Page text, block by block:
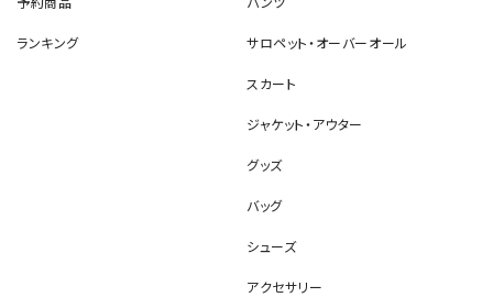
予約商品
ランキング
パンツ
サロペット・オーバーオール
スカート
ジャケット・アウター
グッズ
バッグ
シューズ
アクセサリー